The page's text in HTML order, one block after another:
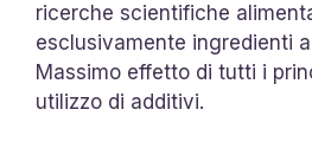
ricerche scientifiche
esclusivamente ingredienti
Massimo effetto di tutti i
utilizzo di additivi.